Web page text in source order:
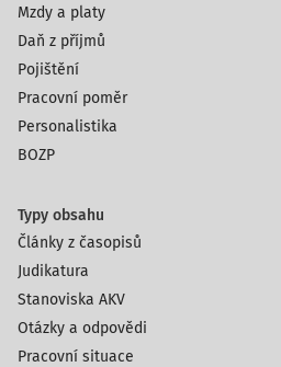
Mzdy a platy
Daň z příjmů
Pojištění
Pracovní poměr
Personalistika
BOZP
Typy obsahu
Články z časopisů
Judikatura
Stanoviska AKV
Otázky a odpovědi
Pracovní situace